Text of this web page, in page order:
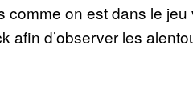
comme on est dans le
afin d’observer les